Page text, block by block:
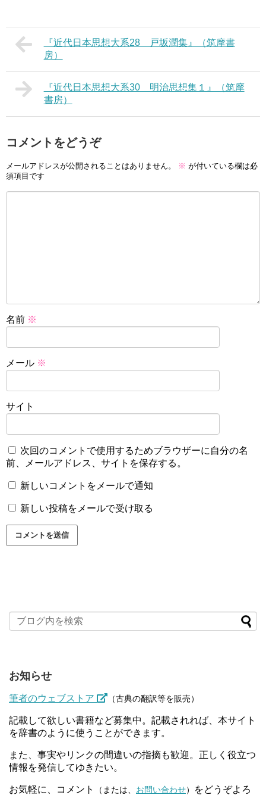
『近代日本思想大系28 戸坂潤集』（筑摩書
房）
『近代日本思想大系30 明治思想集１』（筑摩
書房）
コメントをどうぞ
メールアドレスが公開されることはありません。 ※ が付いている欄は必
須項目です
名前 ※
メール ※
サイト
次回のコメントで使用するためブラウザーに自分の名
前、メールアドレス、サイトを保存する。
新しいコメントをメールで通知
新しい投稿をメールで受け取る
お知らせ
筆者のウェブストア （古典の翻訳等を販売）
記載して欲しい書籍など募集中。記載されれば、本サイト
を辞書のように使うことができます。
また、事実やリンクの間違いの指摘も歓迎。正しく役立つ
情報を発信してゆきたい。
お気軽に、コメント （または、 お問い合わせ）
をどうぞよろ